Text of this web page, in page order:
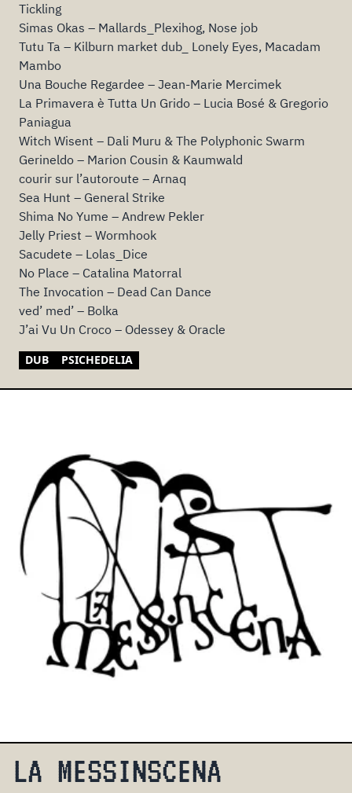
Tickling
Simas Okas – Mallards_Plexihog, Nose job
Tutu Ta – Kilburn market dub_ Lonely Eyes, Macadam
Mambo
Una Bouche Regardee – Jean-Marie Mercimek
La Primavera è Tutta Un Grido – Lucia Bosé & Gregorio
Paniagua
Witch Wisent – Dali Muru & The Polyphonic Swarm
Gerineldo – Marion Cousin & Kaumwald
courir sur l’autoroute – Arnaq
Sea Hunt – General Strike
Shima No Yume – Andrew Pekler
Jelly Priest – Wormhook
Sacudete – Lolas_Dice
No Place – Catalina Matorral
The Invocation – Dead Can Dance
ved’ med’ – Bolka
J’ai Vu Un Croco – Odessey & Oracle
DUB PSICHEDELIA
LA MESSINSCENA